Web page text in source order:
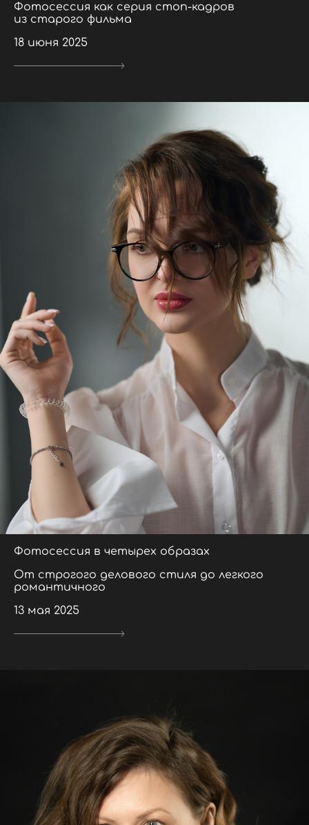
Фотосессия как серия стоп-кадров
из старого фильма
18 июня 2025
Фотосессия в четырех образах
От строгого делового стиля до легкого
романтичного
13 мая 2025